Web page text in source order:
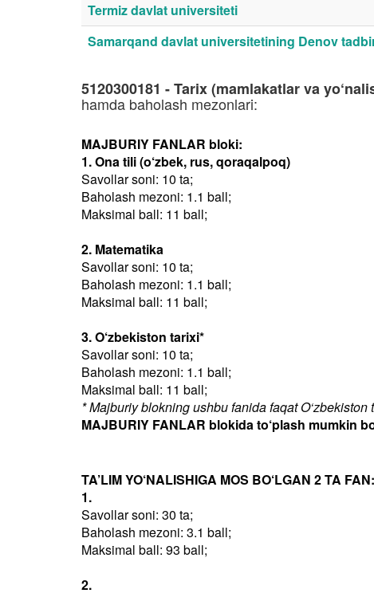
Termiz davlat universiteti
Samarqand davlat universitetining Denov
5120300181 - Tarix (mamlakatlar va
hamda baholash mezonlari:
MAJBURIY FANLAR bloki:
1. Ona tili (o‘zbek, rus, qoraqalpoq)
Savollar soni: 10 ta;
Baholash mezoni: 1.1 ball;
Maksimal ball: 11 ball;
2. Matematika
Savollar soni: 10 ta;
Baholash mezoni: 1.1 ball;
Maksimal ball: 11 ball;
3. O‘zbekiston tarixi*
Savollar soni: 10 ta;
Baholash mezoni: 1.1 ball;
Maksimal ball: 11 ball;
* Majburiy blokning ushbu fanida faqat
MAJBURIY FANLAR blokida to‘plash mumkin
TA’LIM YO‘NALISHIGA MOS BO‘LGAN 2 TA FAN:
1.
Savollar soni: 30 ta;
Baholash mezoni: 3.1 ball;
Maksimal ball: 93 ball;
2.